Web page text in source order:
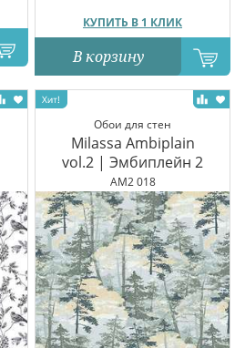
КУПИТЬ В 1 КЛИК
В корзину
Обои для стен
Milassa Ambiplain
vol.2 | Эмбиплейн 2
AM2 018